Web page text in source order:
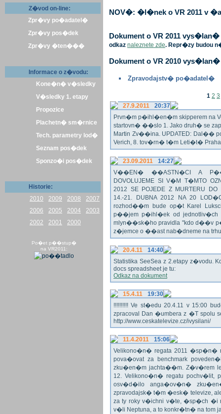
Z�vod on-line:
Zpr�vy po�adatel�
Zpr�vy pos�dek
Zpr�vy �ten���
Informace o z�vodu:
Kone�n� v�sledky
V�sledky 1. etapy
Propozice
Plachetn� sm�rnice
Tech. parametry lod�
Seznam pos�dek
Sponzo�i pos�dek
Historie:
2010
2009 2008
2007
2006
2005 2004
2003
2002
2001 2000
Po�et p��stup�
na VR2011:
NOV�: �l�nek o VR 2011 v
Dokument o VR 2011
odkaz naleznete zde. Repr�zy budou
Dokument o VR 2010
Zpravodajstv� po�adatel�
1 2 3
27.9.2011
20:37
Prvn�m p�ihl�en�m skipperem na
startovn� ��slo 1. Jako druh� se
Martin Zv��ina. UPDATED: Dal��
Verich, 8. tov�rn� t�m Leti�t� Praha
23.09.2011
14:27
V��EN� ��ASTN�CI A
DOVOLUJEME SI V�M T�MTO
2012 SE POJEDE Z MURTERU
14.-21. DUBNA 2012 NA 20
rozhod��m bude op�t Karel
p��jem p�ihl�ek od jednotliv�ch
mlyn��sk�ho pravidla "kdo d��v
z�jemce o ��ast nab�dneme na
20.4.11
14:40
Statistika SeeSea z 2.etapy z�vodu.
docs spreadsheet je tu:
Odkaz na dokument
15.4.11
19:30
!!!!!!!!!! Ve st�edu 20.4.11 v 15:00
zpracoval Dan �umbera z �T spolu
http://www.ceskatelevize.cz/ivysilani/
11.4.2011
15:06
Velikono�n� regata 2011 �sp�n�
pova�ovat za benchmark
zku�en�m jachta��m. Z�v�rem
12. Velikono�n� regatu
osv�d�ilo anga�ov�n�
zpravodajsk� t�m �esk� televize,
za ty roky v�ichni v�te, �sp�ch
v�li Neptuna, a to konkr�tn� na tom